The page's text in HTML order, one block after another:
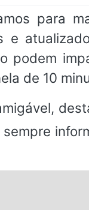
para
e
podem
de 10